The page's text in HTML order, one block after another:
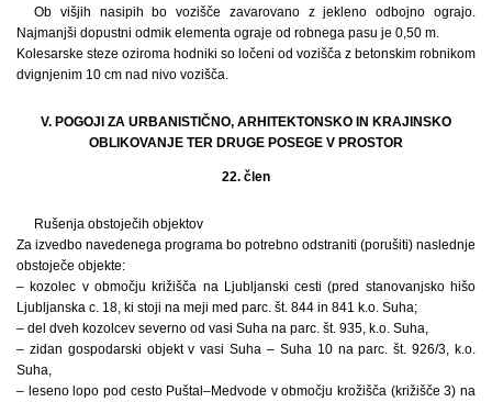
Ob višjih nasipih bo vozišče zavarovano z jekleno odbojno ograjo.
Najmanjši dopustni odmik elementa ograje od robnega pasu je 0,50 m.
Kolesarske steze oziroma hodniki so ločeni od vozišča z betonskim robnikom
dvignjenim 10 cm nad nivo vozišča.
V. POGOJI ZA URBANISTIČNO, ARHITEKTONSKO IN KRAJINSKO
OBLIKOVANJE TER DRUGE POSEGE V PROSTOR
22. člen
Rušenja obstoječih objektov
Za izvedbo navedenega programa bo potrebno odstraniti (porušiti) naslednje
obstoječe objekte:
– kozolec v območju križišča na Ljubljanski cesti (pred stanovanjsko hišo
Ljubljanska c. 18, ki stoji na meji med parc. št. 844 in 841 k.o. Suha;
– del dveh kozolcev severno od vasi Suha na parc. št. 935, k.o. Suha,
– zidan gospodarski objekt v vasi Suha – Suha 10 na parc. št. 926/3, k.o.
Suha,
– leseno lopo pod cesto Puštal–Medvode v območju krožišča (križišče 3) na